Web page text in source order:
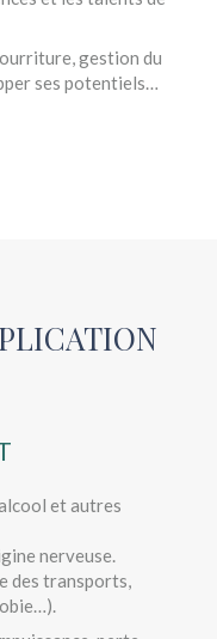
gestion du
ses potentiels…
et autres
nerveuse.
des transports,